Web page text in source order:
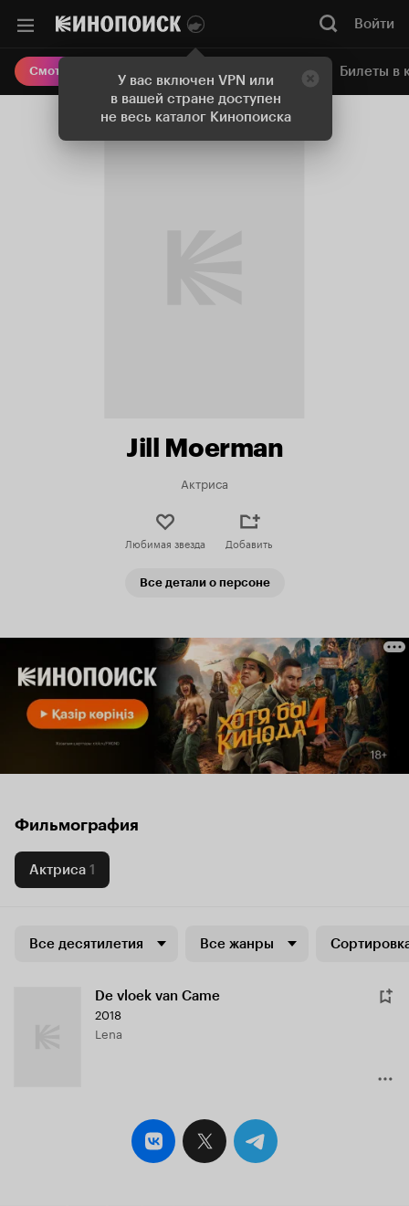
У вас включен VPN или
в вашей стране доступен
не весь каталог Кинопоиска
Войти
Смотреть кино Онлайн-кинотеатр Билеты в
Jill Moerman
Актриса
Любимая звезда Добавить
Все детали о персоне
Фильмография
Актриса 1
Все десятилетия Все жанры
De vloek van Came
2018
Lena